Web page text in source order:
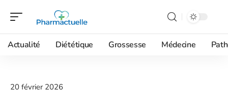
Actualité Diététique Grossesse Médecine
20 février 2026